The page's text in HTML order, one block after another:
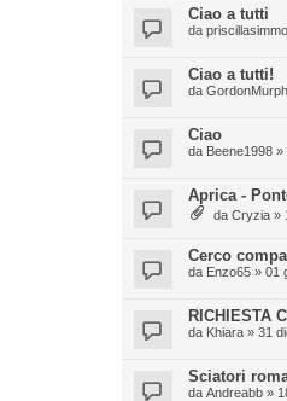
Ciao a tutti
da
Ciao a tutti!
da
Ciao
da Beene1998 »
Aprica -
da Cryzia »
Cerco
da Enzo65 » 01
RICHIESTA
da Khiara » 31
Sciatori
da Andreabb »